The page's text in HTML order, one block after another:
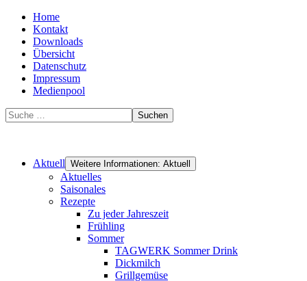
Home
Kontakt
Downloads
Übersicht
Datenschutz
Impressum
Medienpool
Suchen
Aktuell Weitere Informationen: Aktuell
Aktuelles
Saisonales
Rezepte
Zu jeder Jahreszeit
Frühling
Sommer
TAGWERK Sommer Drink
Dickmilch
Grillgemüse